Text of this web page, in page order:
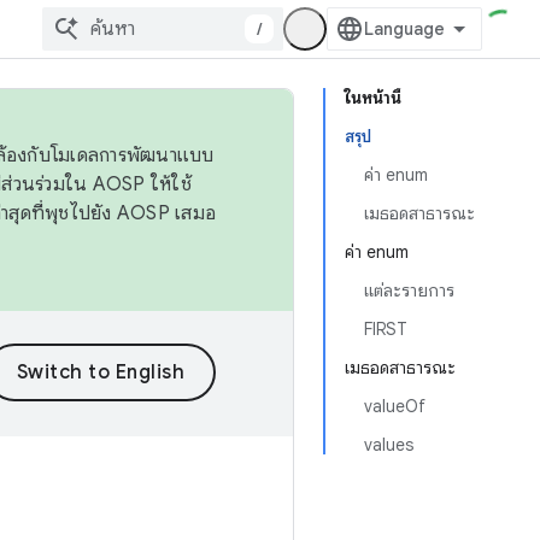
/
ในหน้านี้
สรุป
ค่า enum
เมธอดสาธารณะ
ค่า enum
แต่ละรายการ
FIRST
เมธอดสาธารณะ
valueOf
values
องกับโมเดลการพัฒนาแบบ
วนร่วมใน AOSP ให้ใช้
สุดที่พุชไปยัง AOSP เสมอ